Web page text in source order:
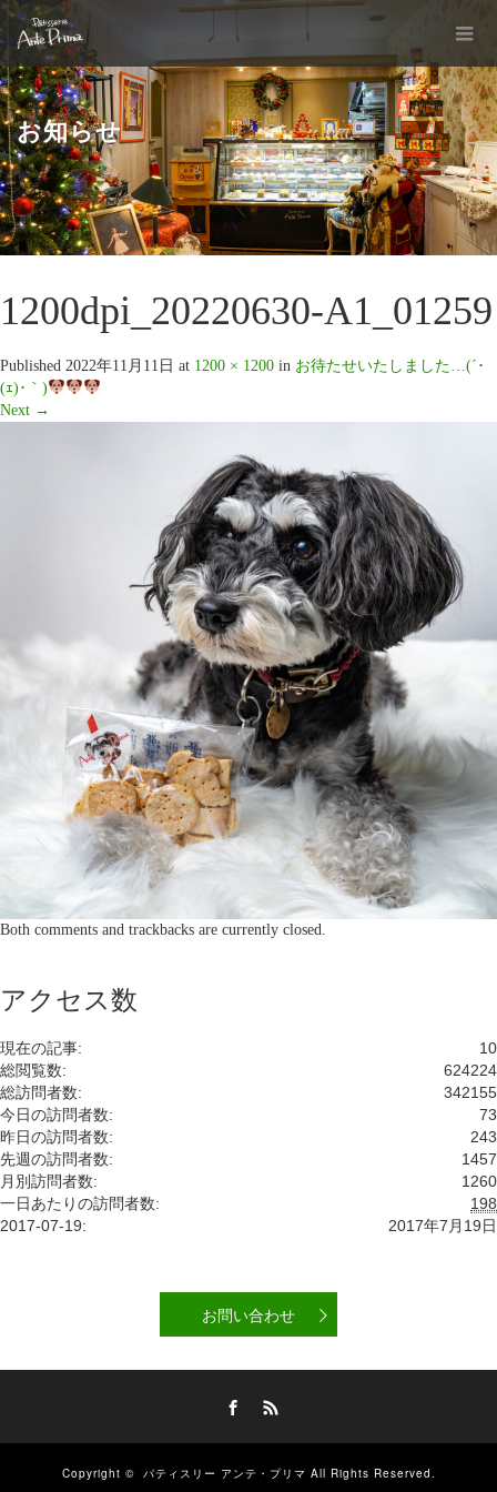
お知らせ
1200dpi_20220630-A1_01259
Published 2022年11月11日 at 1200 × 1200 in お待たせいたしました…(´･
(ｪ)･｀)
Next →
Both comments and trackbacks are currently closed.
アクセス数
10
現在の記事:
624224
総閲覧数:
342155
総訪問者数:
73
今日の訪問者数:
243
昨日の訪問者数:
1457
先週の訪問者数:
1260
月別訪問者数:
198
一日あたりの訪問者数:
2017年7月19日
2017-07-19:
お問い合わせ
Copyright © パティスリー アンテ・プリマ All Rights Reserved.